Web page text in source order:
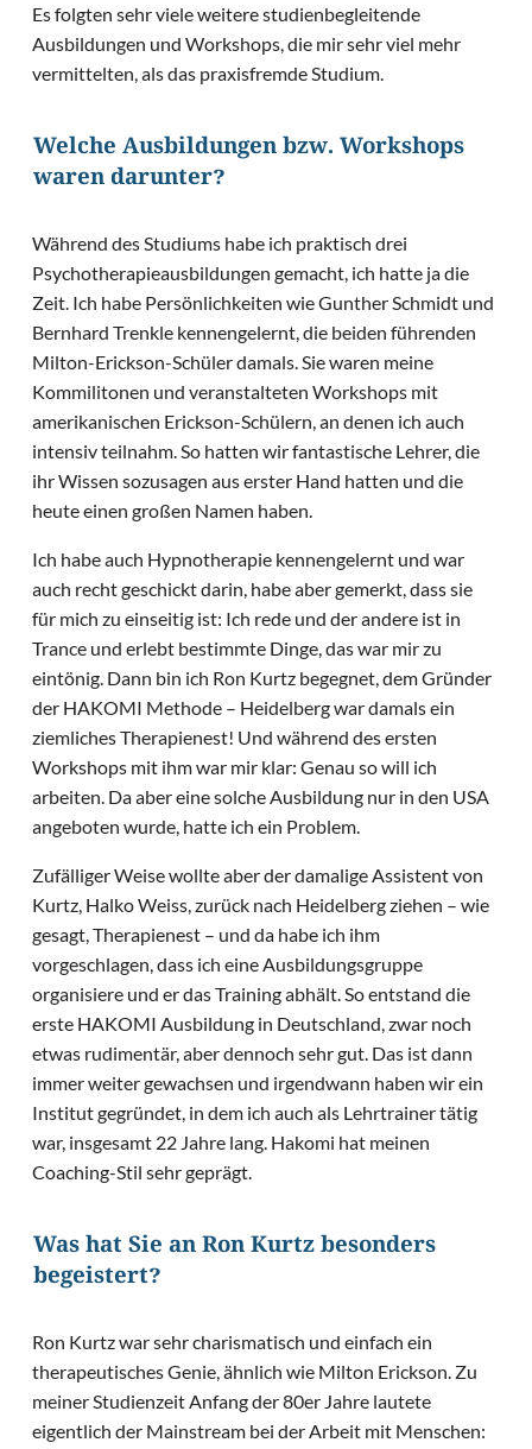
Es folgten sehr viele weitere studienbegleitende
Ausbildungen und Workshops, die mir sehr viel mehr
vermittelten, als das praxisfremde Studium.
Welche Ausbildungen bzw. Workshops
waren darunter?
Während des Studiums habe ich praktisch drei
Psychotherapieausbildungen gemacht, ich hatte ja die
Zeit. Ich habe Persönlichkeiten wie Gunther Schmidt und
Bernhard Trenkle kennengelernt, die beiden führenden
Milton-Erickson-Schüler damals. Sie waren meine
Kommilitonen und veranstalteten Workshops mit
amerikanischen Erickson-Schülern, an denen ich auch
intensiv teilnahm. So hatten wir fantastische Lehrer, die
ihr Wissen sozusagen aus erster Hand hatten und die
heute einen großen Namen haben.
Ich habe auch Hypnotherapie kennengelernt und war
auch recht geschickt darin, habe aber gemerkt, dass sie
für mich zu einseitig ist: Ich rede und der andere ist in
Trance und erlebt bestimmte Dinge, das war mir zu
eintönig. Dann bin ich Ron Kurtz begegnet, dem Gründer
der HAKOMI Methode – Heidelberg war damals ein
ziemliches Therapienest! Und während des ersten
Workshops mit ihm war mir klar: Genau so will ich
arbeiten. Da aber eine solche Ausbildung nur in den USA
angeboten wurde, hatte ich ein Problem.
Zufälliger Weise wollte aber der damalige Assistent von
Kurtz, Halko Weiss, zurück nach Heidelberg ziehen – wie
gesagt, Therapienest – und da habe ich ihm
vorgeschlagen, dass ich eine Ausbildungsgruppe
organisiere und er das Training abhält. So entstand die
erste HAKOMI Ausbildung in Deutschland, zwar noch
etwas rudimentär, aber dennoch sehr gut. Das ist dann
immer weiter gewachsen und irgendwann haben wir ein
Institut gegründet, in dem ich auch als Lehrtrainer tätig
war, insgesamt 22 Jahre lang. Hakomi hat meinen
Coaching-Stil sehr geprägt.
Was hat Sie an Ron Kurtz besonders
begeistert?
Ron Kurtz war sehr charismatisch und einfach ein
therapeutisches Genie, ähnlich wie Milton Erickson. Zu
meiner Studienzeit Anfang der 80er Jahre lautete
eigentlich der Mainstream bei der Arbeit mit Menschen: